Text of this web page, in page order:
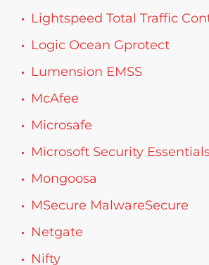
Lightspeed Total Traffic
Logic Ocean Gprotect
Lumension EMSS
McAfee
Microsafe
Microsoft Security
Mongoosa
MSecure MalwareSecure
Netgate
Nifty